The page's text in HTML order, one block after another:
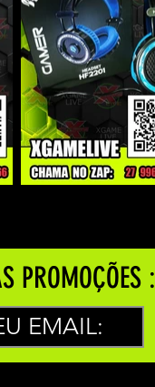
PROMOÇÕES :